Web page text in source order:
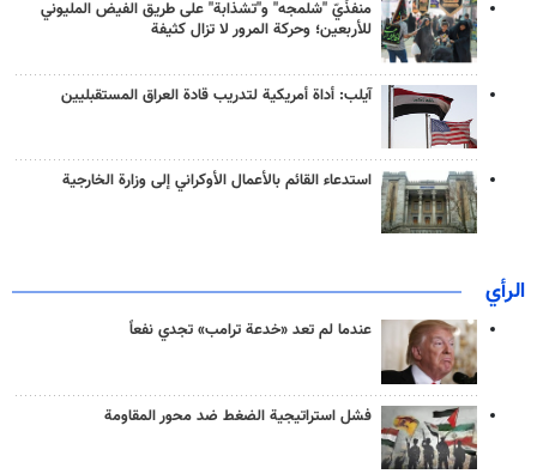
منفذَيّ "شلمجه" و"تشذابة" على طريق الفيض المليوني
للأربعين؛ وحركة المرور لا تزال كثيفة
آيلب: أداة أمريكية لتدريب قادة العراق المستقبليين
استدعاء القائم بالأعمال الأوكراني إلى وزارة الخارجية
الرأي
عندما لم تعد «خدعة ترامب» تجدي نفعاً
فشل استراتيجية الضغط ضد محور المقاومة